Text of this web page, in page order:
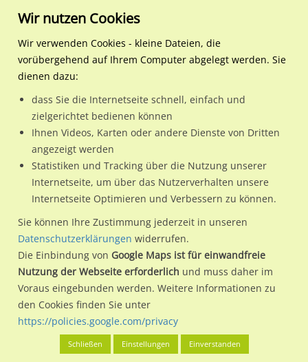
Regionale Plakatwerbung Hessen
Aßlar, Stadt
Wallberggraben 4 / Si.
Wallberggraben 4 / Si. Str.
35614 / Aßlar, Stadt
Nutze günstige Werbemöglichkeiten am Standort
Wallberggraben 4 / Si. Str. in Aßlar, Stadt.
Wir erheben für jede unserer Werbeflächen individuelle und
aktuelleStandortinformationenundLeistungswerte
kannst du dich schon vor der Buchung im Detail über den
Standort, seine Reichweite und Werbewirkung sowie
eventuelle Beschränkungen in den zugelassenen
Werbeinhalten informieren.
Alles klar? Dann findest du direkt im unteren Teil dieser Seite
Buchungdes Standorts.
Wir nutzen Cookies
Wir verwenden Cookies - kleine Dateien, die
vorübergehend auf Ihrem Computer abgelegt werden. Sie
dienen dazu:
dass Sie die Internetseite schnell, einfach und
zielgerichtet bedienen können
Ihnen Videos, Karten oder andere Dienste von Dritten
angezeigt werden
Statistiken und Tracking über die Nutzung unserer
Internetseite, um über das Nutzerverhalten unsere
Internetseite Optimieren und Verbessern zu können.
Sie können Ihre Zustimmung jederzeit in unseren
Datenschutzerklärungen widerrufen.
Die Einbindung von Google Maps ist für einwandfreie
Nutzung der Webseite erforderlich und muss daher im
Voraus eingebunden werden. Weitere Informationen zu
den Cookies finden Sie unter
https://policies.google.com/privacy
Schließen Einstellungen Einverstanden